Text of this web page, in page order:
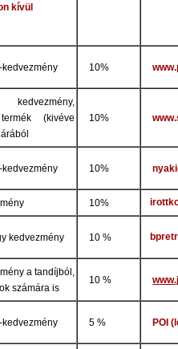
kívül
10%
kedvezmény,
(kivéve
10%
10%
10%
kedvezmény 10 %
a tandíjból,
számára is
10 %
5 % POI